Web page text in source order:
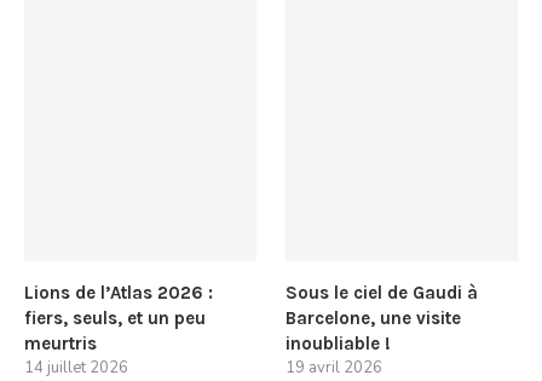
Lions de l’Atlas 2026 :
fiers, seuls, et un peu
meurtris
14 juillet 2026
Sous le ciel de Gaudi à
Barcelone, une visite
inoubliable !
19 avril 2026